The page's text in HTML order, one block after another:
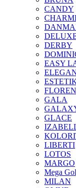
CANDY
DERBY
EASY
GALA
GLACE
LIBERTI
LOTOS
MARGO
Mega
MILAN